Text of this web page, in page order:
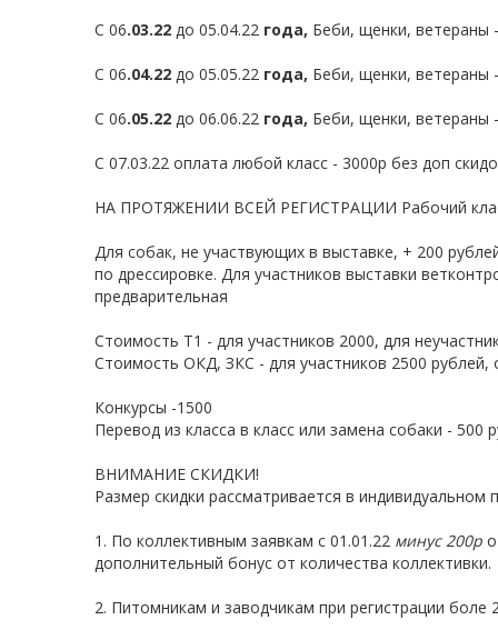
С 06.03.22 до 05.04.22 года, Беби, щенки, ветераны
С 06.04.22 до 05.05.22 года, Беби, щенки, ветераны
С 06.05.22 до 06.06.22 года, Беби, щенки, ветераны
С 07.03.22 оплата любой класс - 3000р без доп
НА ПРОТЯЖЕНИИ ВСЕЙ РЕГИСТРАЦИИ Рабочий
Для собак, не участвующих в выставке, + 200
по дрессировке. Для участников выставки
предварительная
Стоимость Т1 - для участников 2000, для
Стоимость ОКД, ЗКС - для участников 2500 рублей,
Конкурсы -1500
Перевод из класса в класс или замена собаки - 500
ВНИМАНИЕ СКИДКИ!
Размер скидки рассматривается в индивидуальном
1. По коллективным заявкам с 01.01.22 минус 200р
дополнительный бонус от количества коллективки.
2. Питомникам и заводчикам при регистрации боле